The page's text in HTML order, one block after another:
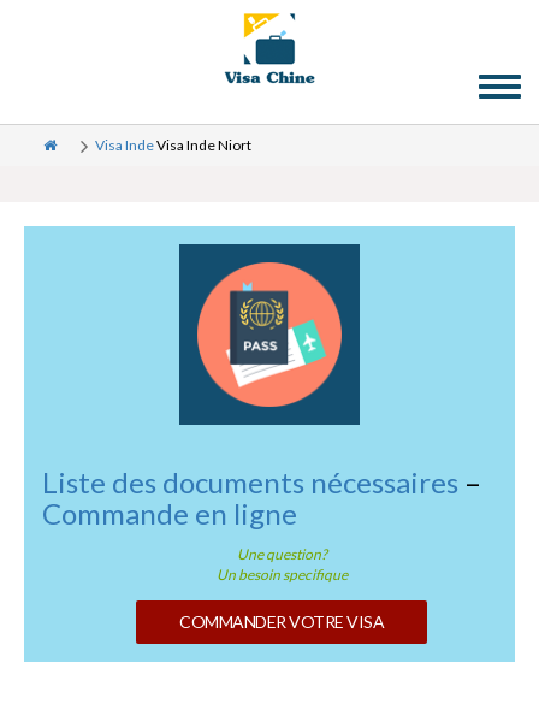
Visa IndeVisa Inde Niort
Liste des documents nécessaires –
Commande en ligne
Une question?
Un besoin specifique
COMMANDER VOTRE VISA